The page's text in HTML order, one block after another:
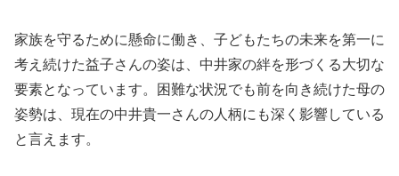
家族を守るために懸命に働き、子どもたちの未来を第一に
考え続けた益子さんの姿は、中井家の絆を形づくる大切な
要素となっています。困難な状況でも前を向き続けた母の
姿勢は、現在の中井貴一さんの人柄にも深く影響している
と言えます。